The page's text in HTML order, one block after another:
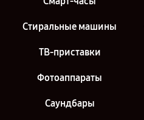
Стиральные машины
ТВ-приставки
Фотоаппараты
Саундбары